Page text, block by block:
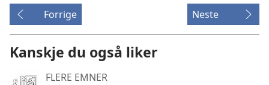
Forrige Neste
Kanskje du også liker
FLERE EMNER